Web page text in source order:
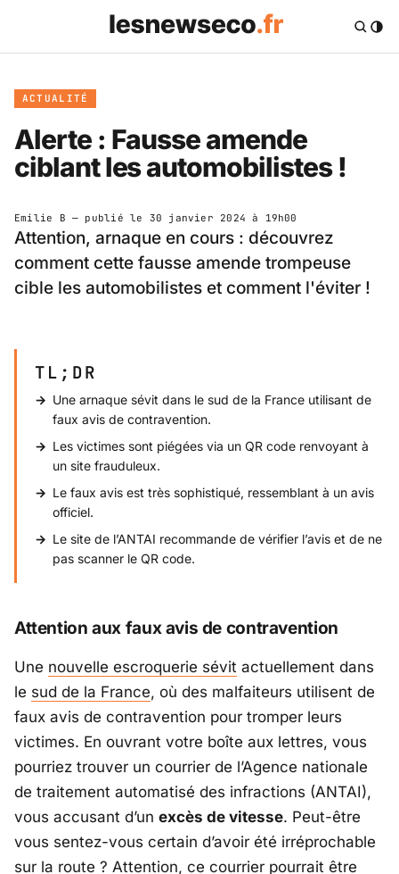
ACTUALITÉ
Alerte : Fausse amende
ciblant les automobilistes !
Emilie B — publié le 30 janvier 2024 à 19h00
Attention, arnaque en cours : découvrez
comment cette fausse amende trompeuse
cible les automobilistes et comment l'éviter !
TL;DR
Une arnaque sévit dans le sud de la France utilisant de
faux avis de contravention.
Les victimes sont piégées via un QR code renvoyant à
un site frauduleux.
Le faux avis est très sophistiqué, ressemblant à un avis
officiel.
Le site de l’ANTAI recommande de vérifier l’avis et de ne
pas scanner le QR code.
Attention aux faux avis de contravention
Une nouvelle escroquerie sévit actuellement dans
le sud de la France, où des malfaiteurs utilisent de
faux avis de contravention pour tromper leurs
victimes. En ouvrant votre boîte aux lettres, vous
pourriez trouver un courrier de l’Agence nationale
de traitement automatisé des infractions (ANTAI),
vous accusant d’un excès de vitesse. Peut-être
vous sentez-vous certain d’avoir été irréprochable
sur la route ? Attention, ce courrier pourrait être